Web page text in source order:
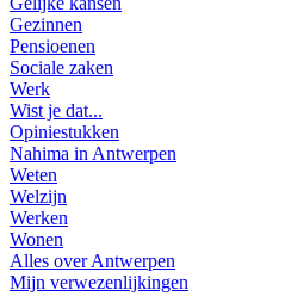
Gezinnen
Pensioenen
Sociale zaken
Werk
Wist je dat...
Opiniestukken
Nahima in Antwerpen
Weten
Welzijn
Werken
Wonen
Alles over Antwerpen
Mijn verwezenlijkingen